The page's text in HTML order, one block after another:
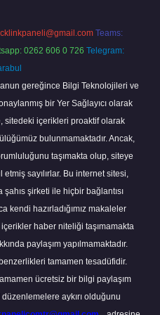
Teams:
0262 606 0 726 Telegram:
gereğince Bilgi Teknolojileri ve
bir Yer Sağlayıcı olarak
sitedeki içerikleri proaktif olarak
bulunmamaktadır. Ancak,
taşımakta olup, siteye
sayılırlar. Bu internet sitesi,
şirketi ile hiçbir bağlantısı
kendi hazırladığımız makaleler
haber niteliği taşımamakta
paylaşım yapılmamaktadır.
tamamen tesadüfidir.
ücretsiz bir bilgi paylaşım
aykırı olduğunu